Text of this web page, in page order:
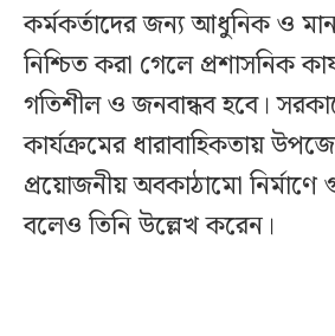
কর্মকর্তাদের জন্য আধুনিক ও
নিশ্চিত করা গেলে প্রশাসনিক
গতিশীল ও জনবান্ধব হবে।
কার্যক্রমের ধারাবাহিকতায়
প্রয়োজনীয় অবকাঠামো নির্মাণে
বলেও তিনি উল্লেখ করেন।